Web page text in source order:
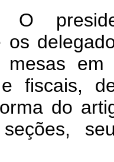
O
os
mesas
fiscais,
do